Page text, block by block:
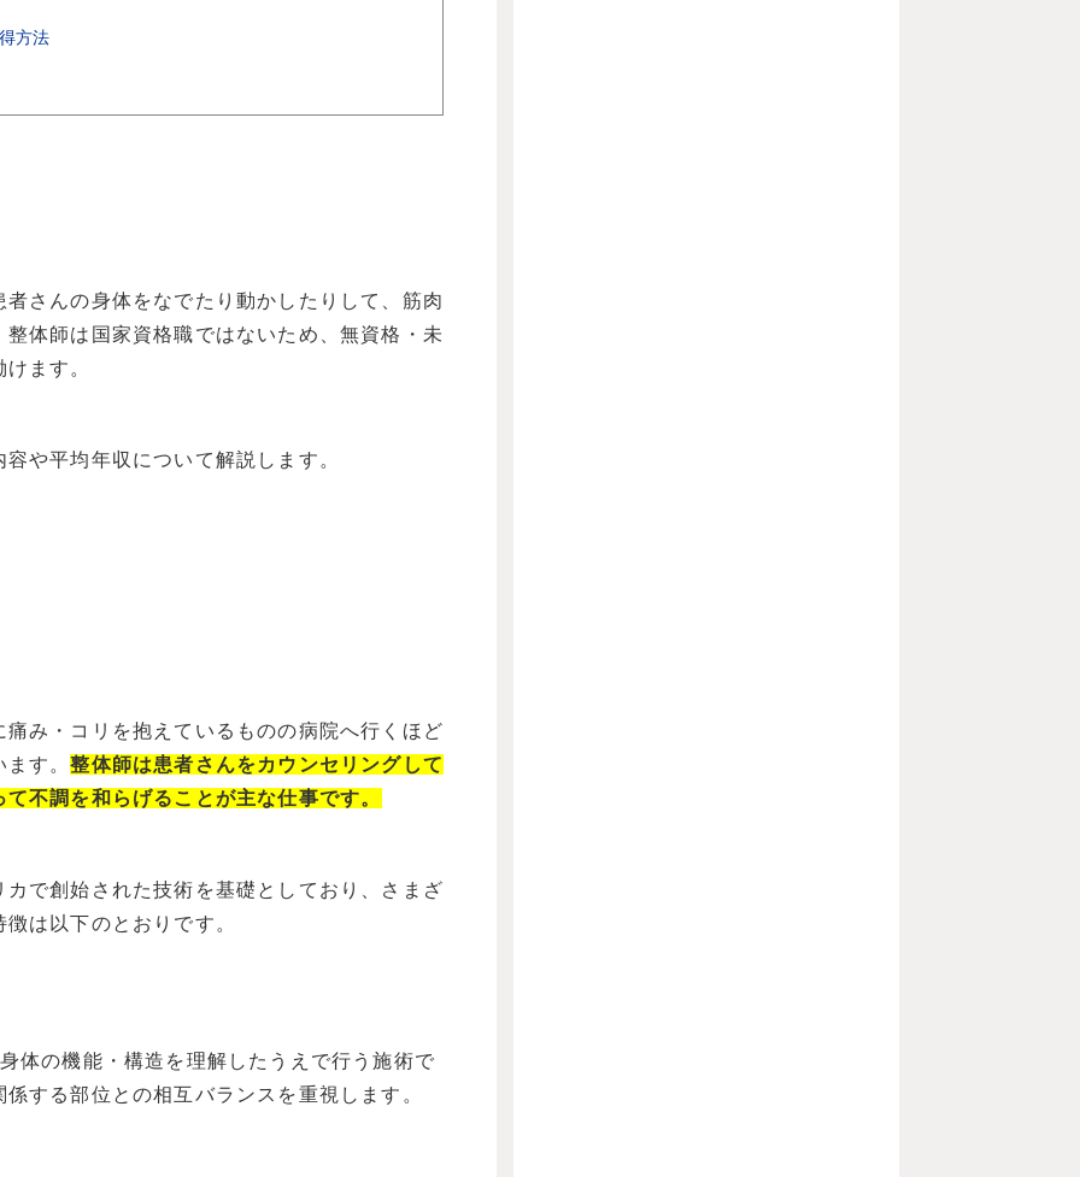
方法
さんの身体をなでたり動かしたりして、筋肉
体師は国家資格職ではないため、無資格・未
ます。
や平均年収について解説します。
み・コリを抱えているものの病院へ行くほど
ます。整体師は患者さんをカウンセリングして
て不調 を和らげることが主な仕事です。
で創始された技術を基礎としており、さまざ
は以下のとおりです。
体の機能・構造を理解したうえで行う施術で
する部位との相互バランスを重視します。